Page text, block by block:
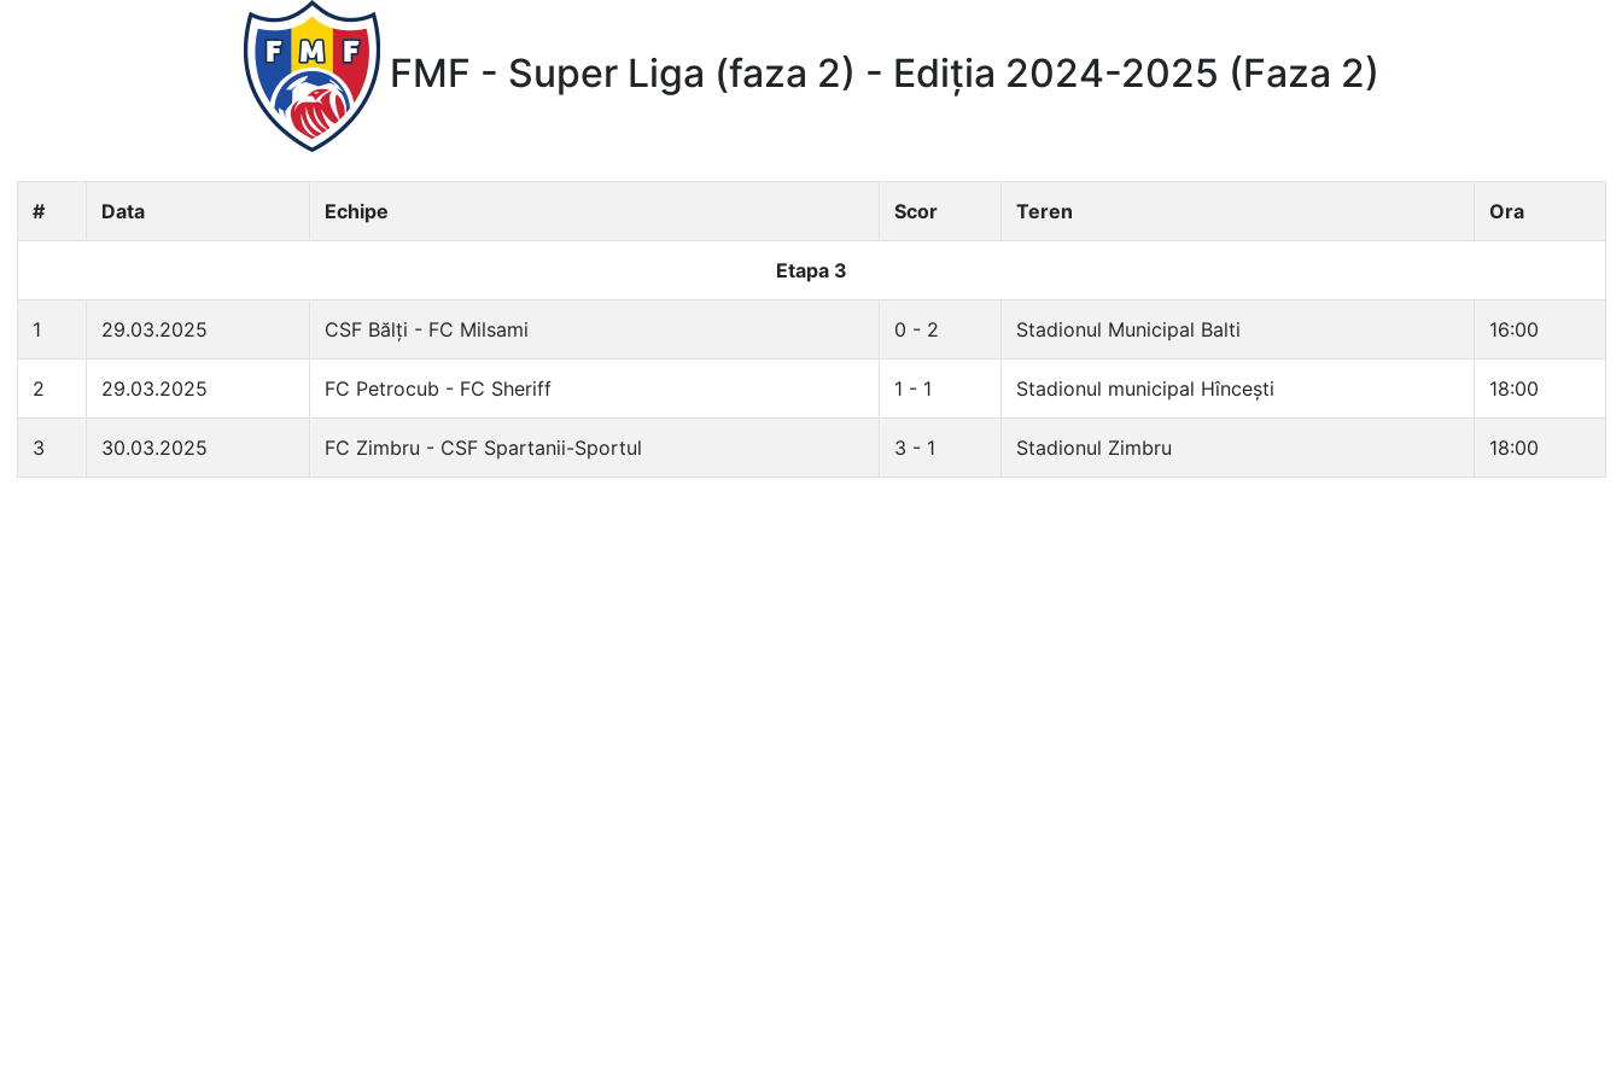
FMF - Super Liga (faza 2) - Ediția 2024-2025 (Faza 2)
# Data Echipe Scor Teren Ora
Etapa 3
1 29.03.2025 CSF Bălți - FC Milsami 0 - 2 Stadionul Municipal Balti 16:00
2 29.03.2025 FC Petrocub - FC Sheriff 1 - 1 Stadionul municipal Hîncești 18:00
3 30.03.2025 FC Zimbru - CSF Spartanii-Sportul 3 - 1 Stadionul Zimbru 18:00